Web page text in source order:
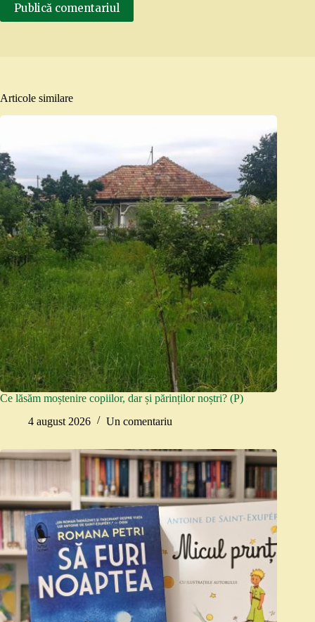
Publică comentariul
Articole similare
Ce lăsăm moștenire copiilor, dar și părinților noștri? (P)
4 august 2026
Un comentariu